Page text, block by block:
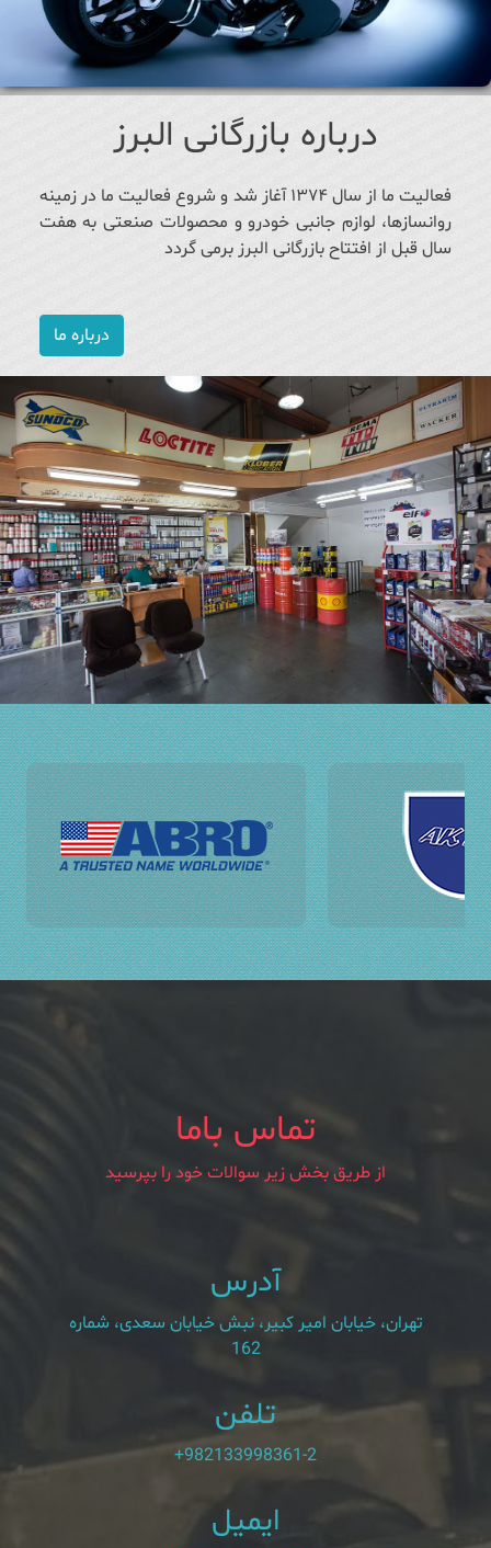
درباره بازرگانی البرز
فعالیت ما از سال ۱۳۷۴ آغاز شد و شروع فعالیت ما در زمینه
روانسازها، لوازم جانبی خودرو و محصولات صنعتی به هفت
سال قبل از افتتاح بازرگانی البرز برمی گردد
درباره ما
تماس باما
از طریق بخش زیر سوالات خود را بپرسید
آدرس
تهران، خیابان امیر کبیر، نبش خیابان سعدی، شماره
162
تلفن
+982133998361-2
ایمیل